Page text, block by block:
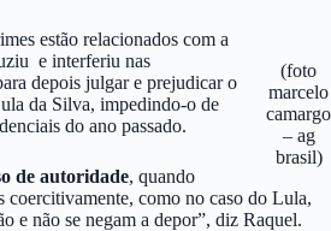
(foto
marcelo
camargo
– ag
brasil)
estão relacionados com a
e interferiu nas
depois julgar e prejudicar o
da Silva, impedindo-o de
do ano passado.
de autoridade, quando
coercitivamente, como no caso do Lula,
e não se negam a depor”, diz Raquel.